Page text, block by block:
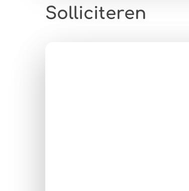
Solliciteren